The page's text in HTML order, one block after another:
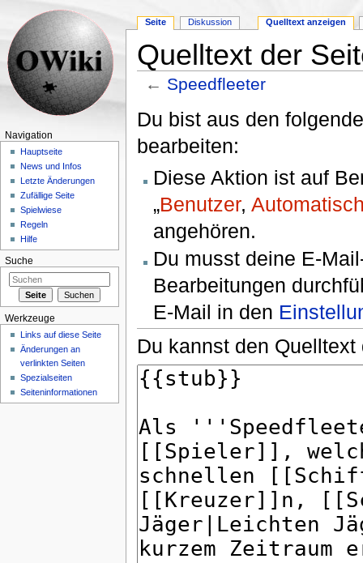
Quelltext der
← Speedfleeter
Du bist aus den
bearbeiten:
Diese Aktion ist auf
„Benutzer,
angehören.
Du musst deine E-
Bearbeitungen
E-Mail in den
Du kannst den
Seite Diskussion Quelltext anzeigen
Navigation
Hauptseite
News und Infos
Letzte Änderungen
Zufällige Seite
Spielwiese
Regeln
Hilfe
Suche
Werkzeuge
Links auf diese Seite
Änderungen an
verlinkten Seiten
Spezialseiten
Seiteninformationen